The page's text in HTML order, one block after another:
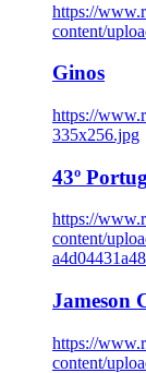
https://
content/
Ginos
https://
335x256.jpg
43º
https://
content/
Jameson
https://
content/